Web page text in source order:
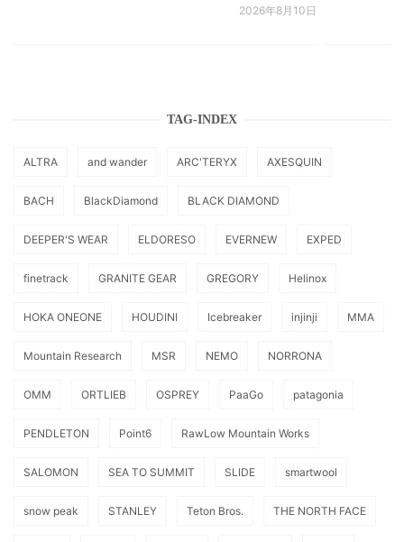
2026年8月10日
TAG-INDEX
ALTRA and wander ARC'TERYX AXESQUIN
BACH BlackDiamond BLACK DIAMOND
DEEPER'S WEAR ELDORESO EVERNEW EXPED
finetrack GRANITE GEAR GREGORY Helinox
HOKA ONEONE HOUDINI Icebreaker injinji MMA
Mountain Research MSR NEMO NORRONA
OMM ORTLIEB OSPREY PaaGo patagonia
PENDLETON Point6 RawLow Mountain Works
SALOMON SEA TO SUMMIT SLIDE smartwool
snow peak STANLEY Teton Bros. THE NORTH FACE